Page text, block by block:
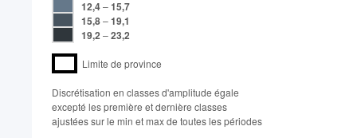
12,4–15,7
15,8–19,1
19,2 –23,2
Limite de province
Discrétisation en classes d'amplitude égale​
excepté les première et dernière classes
ajustées sur le min et max de toutes les périodes